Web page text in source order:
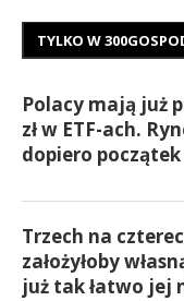
TYLKO W
Polacy mają już
zł w ETF-ach.
dopiero
Trzech na
założyłoby
już tak łatwo jej